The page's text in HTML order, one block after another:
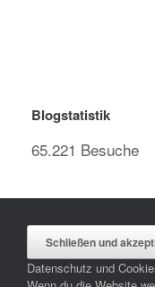
Blogstatistik
65.221 Besuche
Datenschutz und